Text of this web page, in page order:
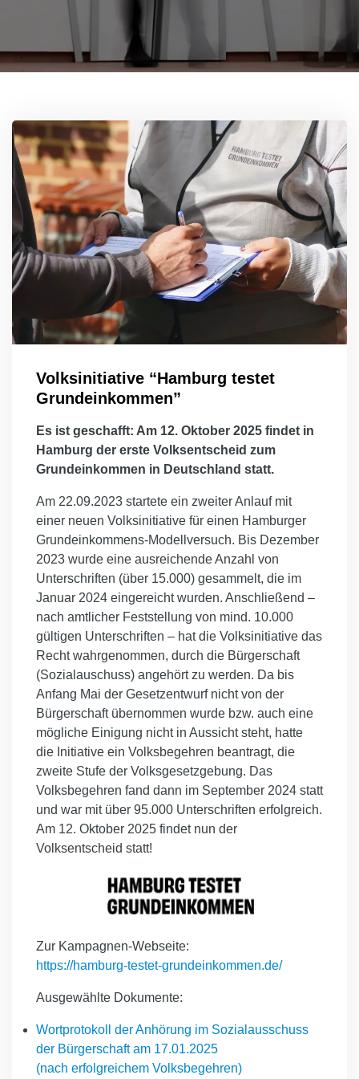
Filme
Volksinitiative “Hamburg testet
Grundeinkommen”
Es ist geschafft: Am 12. Oktober 2025 findet in
Hamburg der erste Volksentscheid zum
Grundeinkommen in Deutschland statt.
Am 22.09.2023 startete ein zweiter Anlauf mit
einer neuen Volksinitiative für einen Hamburger
Grundeinkommens-Modellversuch. Bis Dezember
2023 wurde eine ausreichende Anzahl von
Unterschriften (über 15.000) gesammelt, die im
Januar 2024 eingereicht wurden. Anschließend –
nach amtlicher Feststellung von mind. 10.000
gültigen Unterschriften – hat die Volksinitiative das
Recht wahrgenommen, durch die Bürgerschaft
(Sozialauschuss) angehört zu werden. Da bis
Anfang Mai der Gesetzentwurf nicht von der
Bürgerschaft übernommen wurde bzw. auch eine
mögliche Einigung nicht in Aussicht steht, hatte
die Initiative ein Volksbegehren beantragt, die
zweite Stufe der Volksgesetzgebung. Das
Volksbegehren fand dann im September 2024 statt
und war mit über 95.000 Unterschriften erfolgreich.
Am 12. Oktober 2025 findet nun der
Volksentscheid statt!
Zur Kampagnen-Webseite:
https://hamburg-testet-grundeinkommen.de/
Ausgewählte Dokumente:
Wortprotokoll der Anhörung im Sozialausschuss
der Bürgerschaft am 17.01.2025
(nach erfolgreichem Volksbegehren)